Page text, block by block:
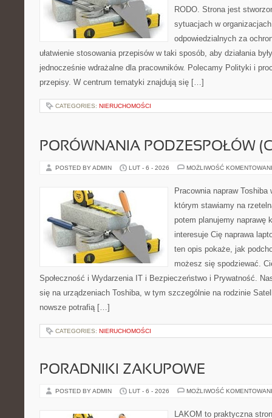
RODO. Strona jest
sytuacjach w
odpowiedzialnych za
ułatwienie stosowania przepisów w taki sposób, aby działania
jednocześnie wdrażalne dla pracowników. Polecamy Polityki i
przepisy. W centrum tematyki znajdują się […]
CATEGORIES: NIERUCHOMOŚCI
PORÓWNANIA PODZESPOŁÓW
POSTED BY ADMIN LUT - 6 - 2026 MOŻLIWOŚĆ
Pracownia napraw
którym stawiamy na
potem planujemy naprawę
interesuje Cię naprawa
ten opis pokaże, jak
możesz się spodziewać.
Społeczność i Wydarzenia IT i Bezpieczeństwo i Prywatność.
się na urządzeniach Toshiba, w tym szczególnie na rodzinie
nowsze potrafią […]
CATEGORIES: NIERUCHOMOŚCI
PORADNIKI ZAKUPOWE
POSTED BY ADMIN LUT - 6 - 2026 MOŻLIWOŚĆ
LAKOM to praktyczna